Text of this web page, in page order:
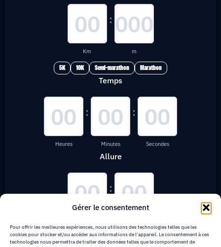
Gérer le consentement
Pour offrir les meilleures expériences, nous utilisons des technologies telles que les
cookies pour stocker et/ou accéder aux informations de l’appareil. Le consentement à ces
technologies nous permettra de traiter des données telles que le comportement de
Km
:
m
5K 10K Semi-marathon Marathon
Temps
Heures
:
Minutes
:
Secondes
Allure
: